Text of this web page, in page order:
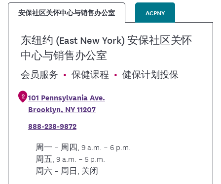
安保社区关怀中心与销售办公室 ACPNY
东纽约 (East New York) 安保社区关怀
中心与销售办公室
会员服务 保健课程 健保计划投保
2 101 Pennsylvania Ave.
Brooklyn, NY11207
888-238-9872
周一 – 周四, 9 a.m. – 6 p.m.
周五, 9 a.m. – 5 p.m.
周六 – 周日, 关闭